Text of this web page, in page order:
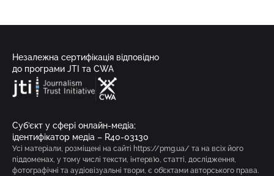
Незалежна сертифікація відповідно
до програми JTI та CWA
Суб’єкт у сфері онлайн-медіа;
ідентифікатор медіа – R40-03130
Усі матеріали, розміщені на сайті https://pmg.ua/ та на всіх його
піддоменах, у тому числі тексти, інтерв’ю, статті, дослідження,
фотографічні та аудіовізуальні твори, є об’єктами авторського права.